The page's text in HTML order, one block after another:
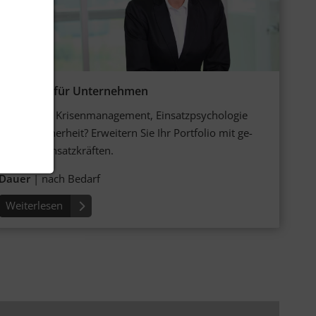
Angebote für Unternehmen
Risiko- und Krisen­manage­ment, Einsatz­psycho­logie
oder IT-Sicher­heit? Erweitern Sie Ihr Port­folio mit ge­
schul­ten Einsatz­kräften.
| nach Bedarf
Weiterlesen